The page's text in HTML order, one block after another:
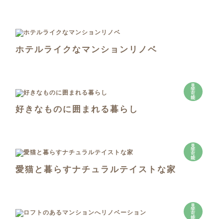
ホテルライクなマンションリノベ
見
学
可
能
好きなものに囲まれる暮らし
見
学
可
能
愛猫と暮らすナチュラルテイストな家
見
学
可
能